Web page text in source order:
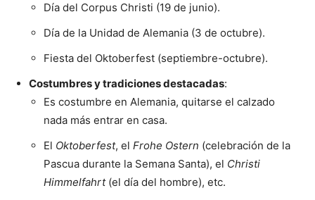
Día del Corpus Christi (19 de junio).
Día de la Unidad de Alemania (3 de octubre).
Fiesta del Oktoberfest (septiembre-octubre).
Costumbres y tradiciones destacadas:
Es costumbre en Alemania, quitarse el calzado
nada más entrar en casa.
El Oktoberfest, el Frohe Ostern (celebración de la
Pascua durante la Semana Santa), el Christi
Himmelfahrt(el día del hombre), etc.